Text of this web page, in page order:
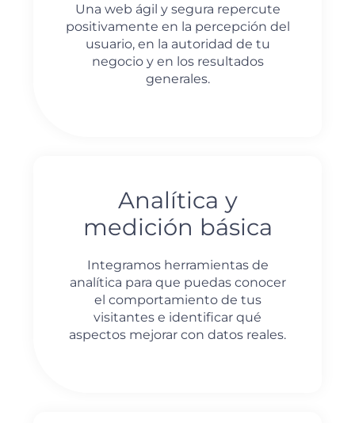
Una web ágil y segura repercute
positivamente en la percepción del
usuario, en la autoridad de tu
negocio y en los resultados
generales.
Analítica y
medición básica
Integramos herramientas de
analítica para que puedas conocer
el comportamiento de tus
visitantes e identificar qué
aspectos mejorar con datos reales.